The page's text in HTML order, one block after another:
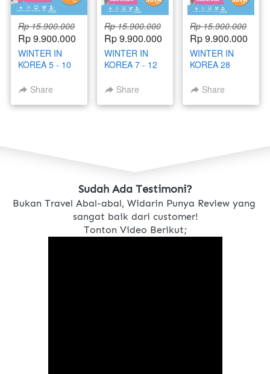
Rp 15.900.000
Rp 9.900.000
WINTER IN
KOREA 5 - 10
2026 BY
AIRLINES
Share
Rp 15.900.000
Rp 9.900.000
WINTER IN
KOREA 7 - 12
BY
AIRLINES
Share
Rp 15.900.000
Rp 9.900.000
WINTER IN
KOREA 28
FEBRUARI
SINGAPORE
Share
Sudah Ada Testimoni?
Bukan Travel Abal-abal, Widarin Punya Review yang
sangat baik dari customer!
Tonton Video Berikut;